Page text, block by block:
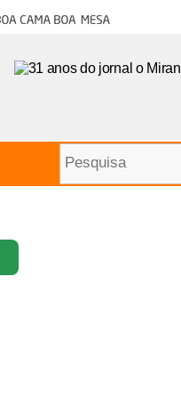
cama boa mesa